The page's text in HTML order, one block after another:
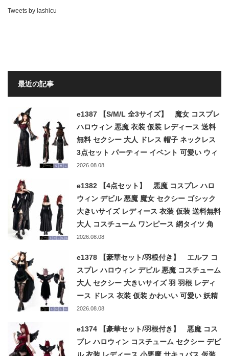
Tweets by lashicu
最近の記事
e1387 【S/M/L 全3サイズ】 魔女 コスプレ
ハロウィン 悪魔 衣装 仮装 レディース 送料
無料 セクシー 大人 ドレス 帽子 ネックレス
3点セット パーティー イベント 可愛い ウィ
ッチ デビル ブラック 黒 halloween
2026.08.08
e1382 【4点セット】 悪魔 コスプレ ハロ
ウィン デビル 悪魔 魔女 セクシー ゴシック
大きいサイズ レディース 衣装 仮装 送料無料
大人 コスチューム ワンピース 網タイツ 角
ネックレス 忘年会 S M L XL XXL devil
2026.08.08
e1378 【豪華セット/羽根付き】 エルフ コ
スプレ ハロウィン デビル 悪魔 コスチューム
大人 セクシー 大きいサイズ 羽 羽根 レディ
ース ドレス 衣装 仮装 かわいい 可愛い 妖精
送料無料 悪魔の羽 耳 S M L XL ブラック 黒
2026.08.08
e1374 【豪華セット/羽根付き】 悪魔 コス
プレ ハロウィン コスチューム セクシー デビ